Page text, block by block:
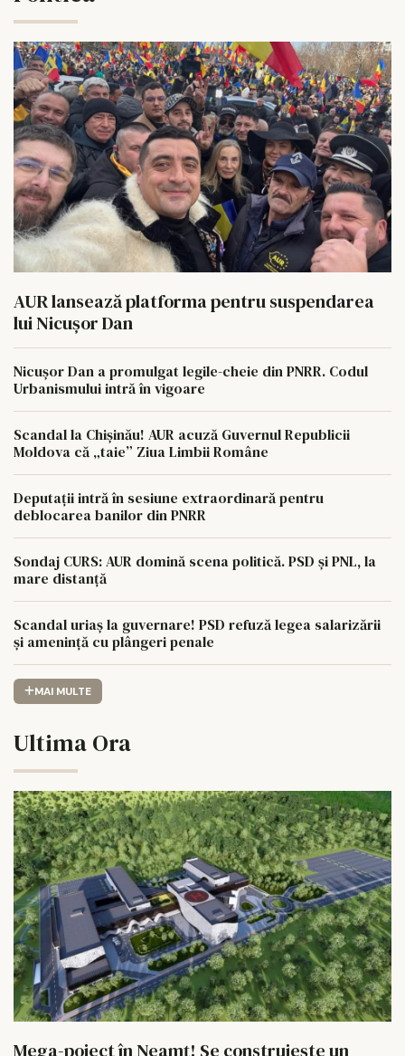
AUR lansează platforma pentru suspendarea
lui Nicușor Dan
Nicușor Dan a promulgat legile-cheie din PNRR. Codul
Urbanismului intră în vigoare
Scandal la Chișinău! AUR acuză Guvernul Republicii
Moldova că „taie” Ziua Limbii Române
Deputații intră în sesiune extraordinară pentru
deblocarea banilor din PNRR
Sondaj CURS: AUR domină scena politică. PSD și PNL, la
mare distanță
Scandal uriaș la guvernare! PSD refuză legea salarizării
și amenință cu plângeri penale
MAI MULTE
Ultima Ora
Mega-poiect în Neamț! Se construiește un